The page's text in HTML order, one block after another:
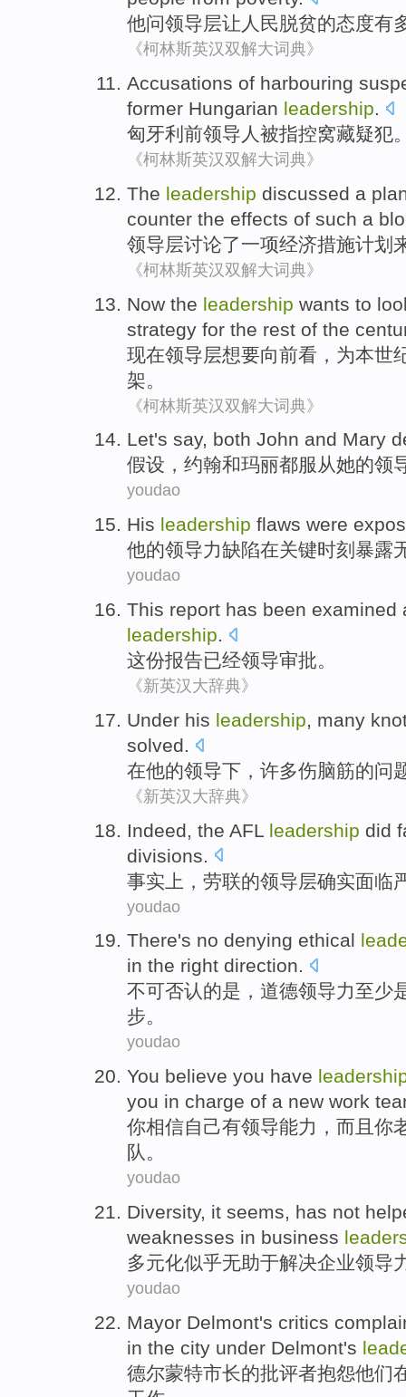
他问领导层让 人民脱贫的态度有
《柯林斯英汉双解大词典》
Accusations of harbouring
former Hungarian leadership.
匈牙利 前领导人 被指控窝藏疑犯
《柯林斯英汉双解大词典》
The leadership discussed a
counter the effects of such a
领导层讨论了一项经济措施计划
《柯林斯英汉双解大词典》
Now the leadership wants to
strategy for the rest of the
现在领导层想要向前看 ， 为本世
架。
《柯林斯英汉双解大词典》
Let's say, both John and Mary
假设 ， 约翰和玛丽都服从她的领
youdao
His leadership flaws were
他的领导力缺陷在关键时刻暴露
youdao
This report has been examined
leadership.
这份报告已经领导审批。
《新英汉大辞典》
Under his leadership, many
solved.
在他的领导下 ， 许多伤脑筋的问
《新英汉大辞典》
Indeed the AFL leadership did
divisions
事实上 ， 劳联的领导层确实面临
youdao
There's no denying ethical
in the right direction.
不可否认的是 ， 道德领导力至少
步。
youdao
You believe you have
you in charge of a new work
你相信自己有领导能力 ， 而且 你
队 。
youdao
Diversity, it seems, has not
weaknesses in business
多元化似乎无助于解决企业领导
youdao
Mayor Delmont's critics
in the city under Delmont's
德尔蒙特市长的批评者抱怨他们